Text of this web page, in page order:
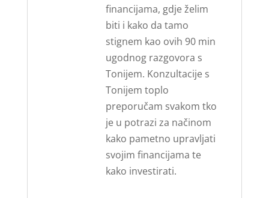
financijama, gdje želim
biti i kako da tamo
stignem kao ovih 90 min
ugodnog razgovora s
Tonijem. Konzultacije s
Tonijem toplo
preporučam svakom tko
je u potrazi za načinom
kako pametno upravljati
svojim financijama te
kako investirati.